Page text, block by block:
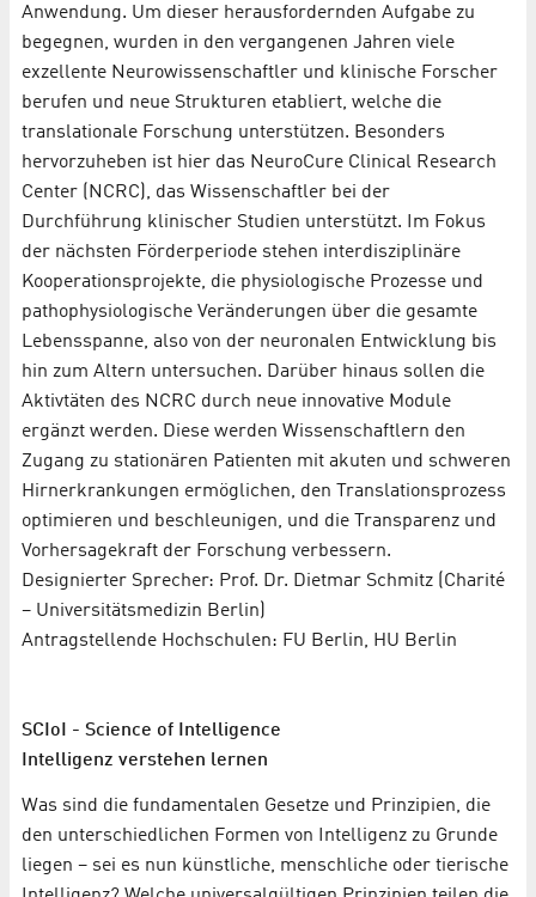
Anwendung. Um dieser herausfordernden Aufgabe zu
begegnen, wurden in den vergangenen Jahren viele
exzellente Neurowissenschaftler und klinische Forscher
berufen und neue Strukturen etabliert, welche die
translationale Forschung unterstützen. Besonders
hervorzuheben ist hier das NeuroCure Clinical Research
Center (NCRC), das Wissenschaftler bei der
Durchführung klinischer Studien unterstützt. Im Fokus
der nächsten Förderperiode stehen interdisziplinäre
Kooperationsprojekte, die physiologische Prozesse und
pathophysiologische Veränderungen über die gesamte
Lebensspanne, also von der neuronalen Entwicklung bis
hin zum Altern untersuchen. Darüber hinaus sollen die
Aktivtäten des NCRC durch neue innovative Module
ergänzt werden. Diese werden Wissenschaftlern den
Zugang zu stationären Patienten mit akuten und schweren
Hirnerkrankungen ermöglichen, den Translationsprozess
optimieren und beschleunigen, und die Transparenz und
Vorhersagekraft der Forschung verbessern.
Designierter Sprecher: Prof. Dr. Dietmar Schmitz (Charité
– Universitätsmedizin Berlin)
Antragstellende Hochschulen: FU Berlin, HU Berlin
SCIoI - Science of Intelligence
Intelligenz verstehen lernen
Was sind die fundamentalen Gesetze und Prinzipien, die
den unterschiedlichen Formen von Intelligenz zu Grunde
liegen – sei es nun künstliche, menschliche oder tierische